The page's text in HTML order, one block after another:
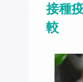
接種
較